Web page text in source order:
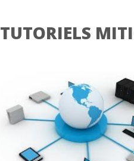
TUTORIELS